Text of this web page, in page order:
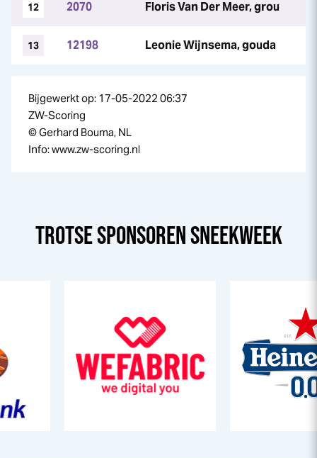
12 2070 Floris Van Der Meer, grou
13 12198 Leonie Wijnsema, gouda
Bijgewerkt op: 17-05-2022 06:37
ZW-Scoring
© Gerhard Bouma, NL
Info: www.zw-scoring.nl
TROTSE SPONSORENSNEEKWEEK